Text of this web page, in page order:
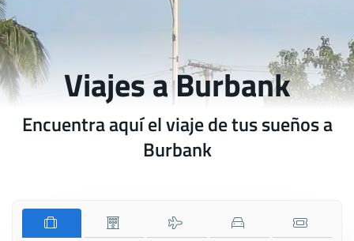
Viajes a Burbank
Encuentra aquí el viaje de tus sueños a
Burbank